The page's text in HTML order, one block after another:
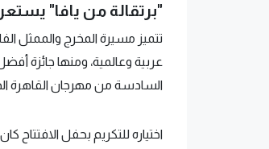
"برتقالة من يافا"
تتميز مسيرة المخرج والممثل
السادسة من مهرجان القاهرة الدولي
اختياره للتكريم بحفل الافتتاح